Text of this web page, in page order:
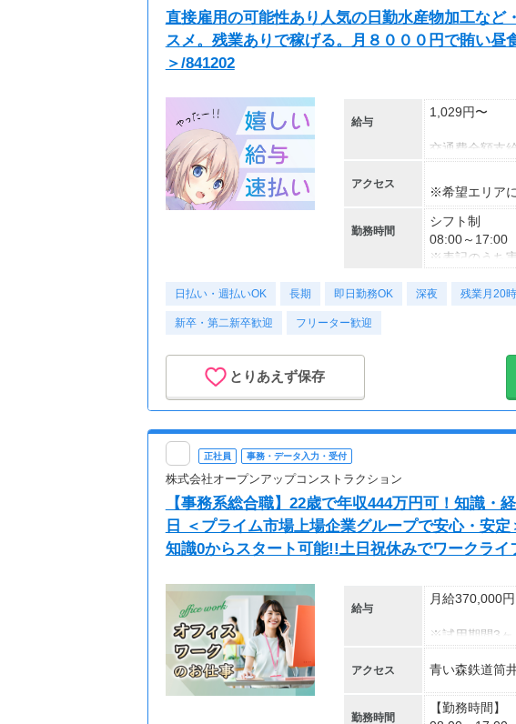
直接雇用の可能性あり人気の日勤水産物加工な
スメ。残業ありで稼げる。月８０００円で賄い
＞/841202
給与
1,029円〜
交通費全額支給
アクセス
※希望エリア
勤務時間
シフト制
08:00～17:00
※表記のうち
勤務曜日：月
日払い・週払いOK 長期 即日勤務OK 深夜 残業月20
新卒・第二新卒歓迎 フリーター歓迎
とりあえず保存
正社員 事務・データ入力・受付
株式会社オープンアップコンストラクション
【事務系総合職】22歳で年収444万円可！知識
日 ＜プライム市場上場企業グループで安心・安
知識0からスタート可能!!土日祝休みでワークラ
給与
月給370,000円
※試用期間3ヶ
▽月給額に下
■エリア職種
アクセス 青い森鉄道筒
勤務時間
【勤務時間】